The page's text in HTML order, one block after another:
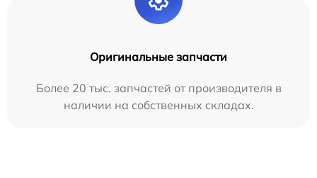
Оригинальные запчасти
Более 20 тыс. запчастей от производителя в
наличии на собственных складах.